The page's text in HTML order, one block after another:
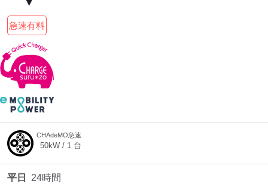
急速有料
CHAdeMO急速
50kW / 1 台
平日
24時間